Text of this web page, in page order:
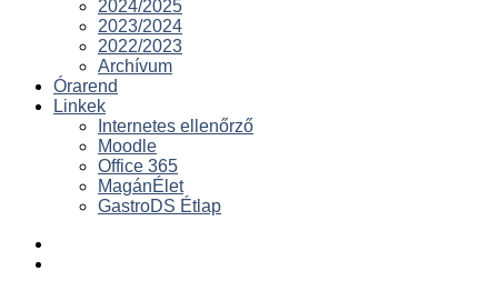
2024/2025
2023/2024
2022/2023
Archívum
Órarend
Linkek
Internetes ellenőrző
Moodle
Office 365
MagánÉlet
GastroDS Étlap